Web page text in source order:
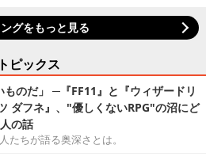
グをもっと見る
トピックス
ものだ」 ─『FF11』と『ウィザードリ
ダフネ』、"優しくないRPG"の沼にど
の話
たちが語る奥深さとは。